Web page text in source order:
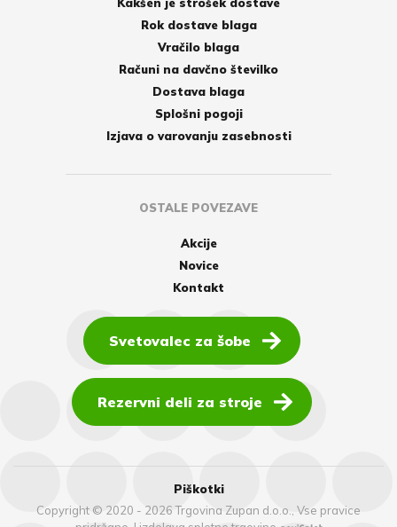
Rok dostave blaga
Vračilo blaga
Računi na davčno številko
Dostava blaga
Splošni pogoji
Izjava o varovanju zasebnosti
OSTALE POVEZAVE
Akcije
Novice
Kontakt
Svetovalec za šobe
Rezervni deli za stroje
Piškotki
Copyright © 2020 - 2026 Trgovina Zupan d.o.o., Vse pravice